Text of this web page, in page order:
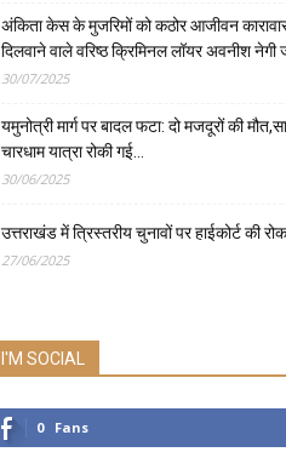
अंकिता केस के मुजरिमों को कठोर आजीवन
दिलवाने वाले वरिष्ठ क्रिमिनल लॉयर अवनीश नेगी
30/07/2025
यमुनोत्री मार्ग पर बादल फटा: दो मजदूरों की
चारधाम यात्रा रोकी गई…
30/06/2025
उत्तराखंड में त्रिस्तरीय चुनावों पर हाईकोर्ट की रोक
27/06/2025
I'M SOCIAL
0 Fans